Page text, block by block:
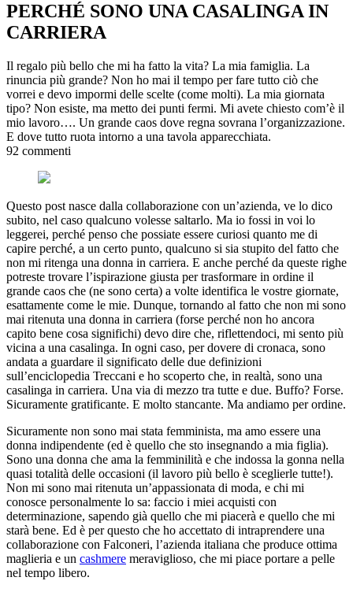
PERCHÉ SONO UNA CASALINGA IN
CARRIERA
Il regalo più bello che mi ha fatto la vita? La mia famiglia. La
rinuncia più grande? Non ho mai il tempo per fare tutto ciò che
vorrei e devo impormi delle scelte (come molti). La mia giornata
tipo? Non esiste, ma metto dei punti fermi. Mi avete chiesto com’è il
mio lavoro…. Un grande caos dove regna sovrana l’organizzazione.
E dove tutto ruota intorno a una tavola apparecchiata.
92 commenti
Questo post nasce dalla collaborazione con un’azienda, ve lo dico
subito, nel caso qualcuno volesse saltarlo. Ma io fossi in voi lo
leggerei, perché penso che possiate essere curiosi quanto me di
capire perché, a un certo punto, qualcuno si sia stupito del fatto che
non mi ritenga una donna in carriera. E anche perché da queste righe
potreste trovare l’ispirazione giusta per trasformare in ordine il
grande caos che (ne sono certa) a volte identifica le vostre giornate,
esattamente come le mie. Dunque, tornando al fatto che non mi sono
mai ritenuta una donna in carriera (forse perché non ho ancora
capito bene cosa significhi) devo dire che, riflettendoci, mi sento più
vicina a una casalinga. In ogni caso, per dovere di cronaca, sono
andata a guardare il significato delle due definizioni
sull’enciclopedia Treccani e ho scoperto che, in realtà, sono una
casalinga in carriera. Una via di mezzo tra tutte e due. Buffo? Forse.
Sicuramente gratificante. E molto stancante. Ma andiamo per ordine.
Sicuramente non sono mai stata femminista, ma amo essere una
donna indipendente (ed è quello che sto insegnando a mia figlia).
Sono una donna che ama la femminilità e che indossa la gonna nella
quasi totalità delle occasioni (il lavoro più bello è sceglierle tutte!).
Non mi sono mai ritenuta un’appassionata di moda, e chi mi
conosce personalmente lo sa: faccio i miei acquisti con
determinazione, sapendo già quello che mi piacerà e quello che mi
starà bene. Ed è per questo che ho accettato di intraprendere una
collaborazione con Falconeri, l’azienda italiana che produce ottima
maglieria e un cashmere meraviglioso, che mi piace portare a pelle
nel tempo libero.